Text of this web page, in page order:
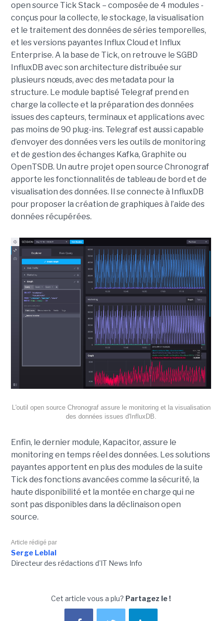
open source Tick Stack – composée de 4 modules -
conçus pour la collecte, le stockage, la visualisation
et le traitement des données de séries temporelles,
et les versions payantes Influx Cloud et Influx
Enterprise. A la base de Tick, on retrouve le SGBD
InfluxDB avec son architecture distribuée sur
plusieurs nœuds, avec des metadata pour la
structure. Le module baptisé Telegraf prend en
charge la collecte et la préparation des données
issues des capteurs, terminaux et applications avec
pas moins de 90 plug-ins. Telegraf est aussi capable
d’envoyer des données vers les outils de monitoring
et de gestion des échanges Kafka, Graphite ou
OpenTSDB. Un autre projet open source Chronograf
apporte les fonctionnalités de tableau de bord et de
visualisation des données. Il se connecte à InfluxDB
pour proposer la création de graphiques à l’aide des
données récupérées.
L'outil open source Chronograf assure le monitoring et la visualisation
des données issues d'InfluxDB.
Enfin, le dernier module, Kapacitor, assure le
monitoring en temps réel des données. Les solutions
payantes apportent en plus des modules de la suite
Tick des fonctions avancées comme la sécurité, la
haute disponibilité et la montée en charge qui ne
sont pas disponibles dans la déclinaison open
source.
Article rédigé par
Serge Leblal
Directeur des rédactions d'IT News Info
Cet article vous a plu? Partagez le !